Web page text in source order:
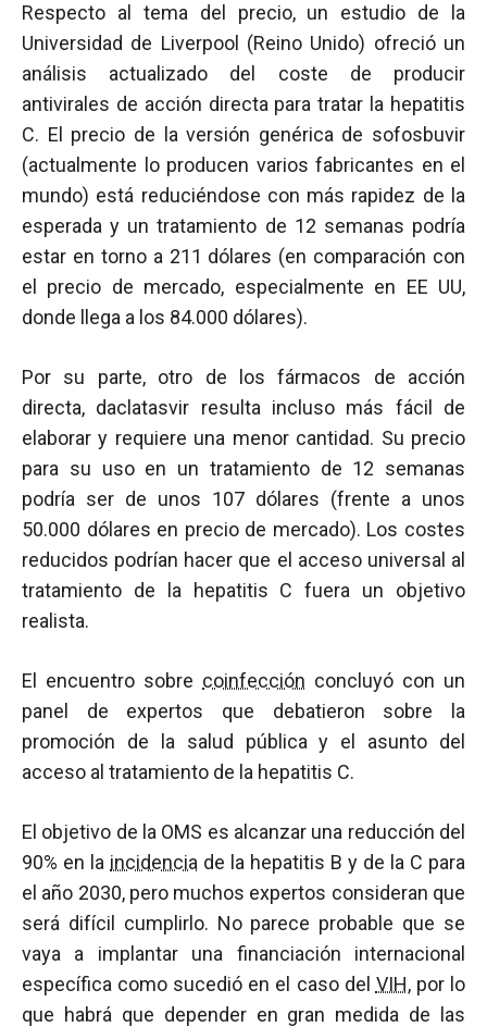
Respecto al tema del precio, un estudio de la
Universidad de Liverpool (Reino Unido) ofreció un
análisis actualizado del coste de producir
antivirales de acción directa para tratar la hepatitis
C. El precio de la versión genérica de sofosbuvir
(actualmente lo producen varios fabricantes en el
mundo) está reduciéndose con más rapidez de la
esperada y un tratamiento de 12 semanas podría
estar en torno a 211 dólares (en comparación con
el precio de mercado, especialmente en EE UU,
donde llega a los 84.000 dólares).
Por su parte, otro de los fármacos de acción
directa, daclatasvir resulta incluso más fácil de
elaborar y requiere una menor cantidad. Su precio
para su uso en un tratamiento de 12 semanas
podría ser de unos 107 dólares (frente a unos
50.000 dólares en precio de mercado). Los costes
reducidos podrían hacer que el acceso universal al
tratamiento de la hepatitis C fuera un objetivo
realista.
El encuentro sobre coinfección concluyó con un
panel de expertos que debatieron sobre la
promoción de la salud pública y el asunto del
acceso al tratamiento de la hepatitis C.
El objetivo de la OMS es alcanzar una reducción del
90% en la incidencia de la hepatitis B y de la C para
el año 2030, pero muchos expertos consideran que
será difícil cumplirlo. No parece probable que se
vaya a implantar una financiación internacional
específica como sucedió en el caso del VIH, por lo
que habrá que depender en gran medida de las